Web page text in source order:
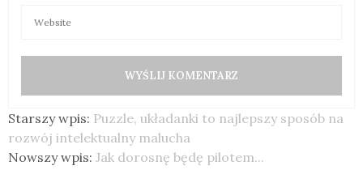
Starszy wpis: Puzzle, układanki to najlepszy sposób na
rozwój intelektualny malucha
Nowszy wpis: Jak dorosnę będę pilotem...